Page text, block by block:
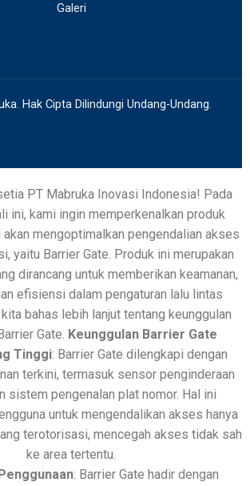
Galeri
Hak Cipta Dilindungi Undang-Undang.
PT Mabruka Inovasi Indonesia! Pada
ini, kami ingin memperkenalkan produk
akan mengoptimalkan pengendalian akses
yaitu Barrier Gate. Produk ini merupakan
dirancang untuk memberikan keamanan,
efisiensi dalam pengaturan lalu lintas
bahas lebih lanjut tentang keunggulan
Gate. Keunggulan Barrier Gate
Tinggi: Barrier Gate dilengkapi dengan
terkini, termasuk sensor penginderaan
sistem pengenalan plat nomor. Hal ini
untuk mengendalikan akses hanya
terotorisasi, mencegah akses tidak sah
ke area tertentu.
: Barrier Gate hadir dengan